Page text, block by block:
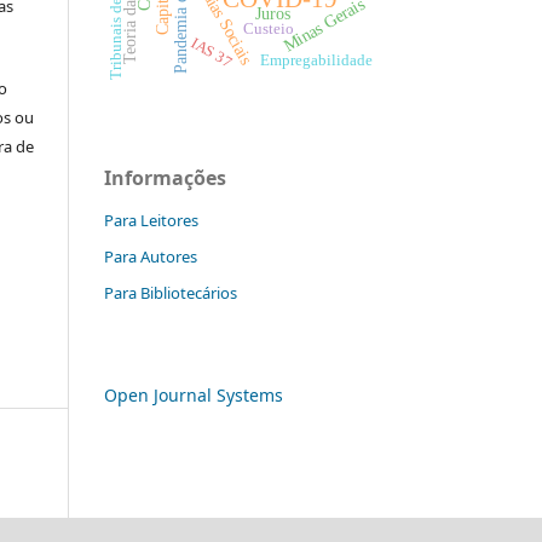
ou
de
JurosMinas Gerais
Mídias SociaisCusteio
Empregabilidade
IAS 37
Informações
Para Leitores
Para Autores
Para Bibliotecários
Open Journal Systems